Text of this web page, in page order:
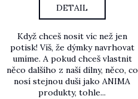
DETAIL
Když chceš nosit víc než jen
potisk! Víš, že dýmky navrhovat
umíme. A pokud chceš vlastnit
něco dalšího z naší dílny, něco, co
nosí stejnou duši jako ANIMA
produkty, tohle...